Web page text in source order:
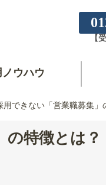
【
ウハウ
用できない「営業職募集
の特徴とは